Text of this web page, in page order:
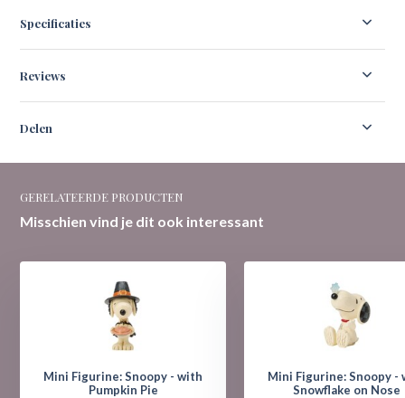
Specificaties
Reviews
Delen
GERELATEERDE PRODUCTEN
Misschien vind je dit ook interessant
Mini Figurine: Snoopy - with
Pumpkin Pie
Mini Figurine: Snoopy -
Snowflake on Nose